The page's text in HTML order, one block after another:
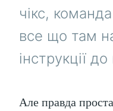
чікс,
все що там
інструкції
Але правда